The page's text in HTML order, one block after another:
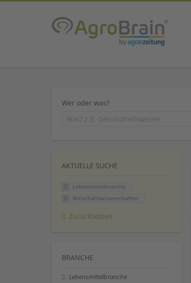
Wer oder was?
AKTUELLE SUCHE
Lebensmittelbranche
Wirtschaftswissenschaften
Zurücksetzen
BRANCHE
Lebensmittelbranche